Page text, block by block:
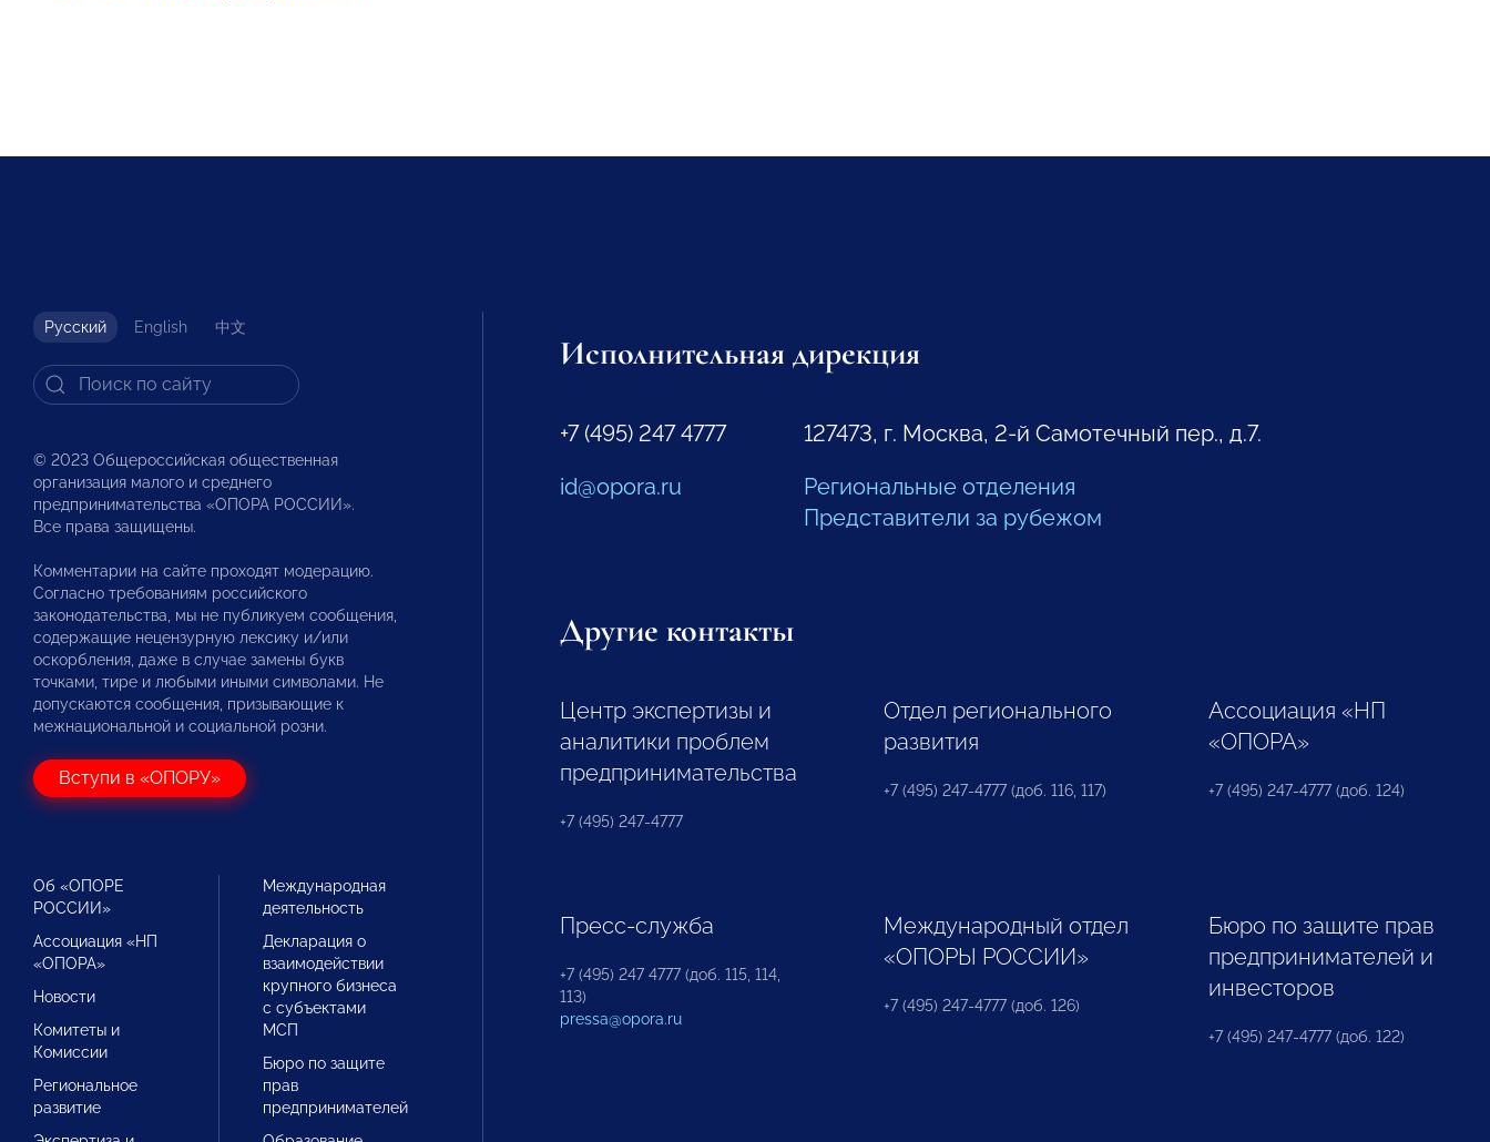
Русский English 中文
© 2023 Общероссийская общественная
организация малого и среднего
предпринимательства «ОПОРА РОССИИ».
Все права защищены.
Комментарии на сайте проходят модерацию.
Согласно требованиям российского
законодательства, мы не публикуем сообщения,
содержащие нецензурную лексику и/или
оскорбления, даже в случае замены букв
точками, тире и любыми иными символами. Не
допускаются сообщения, призывающие к
межнациональной и социальной розни.
Вступи в «ОПОРУ»
Об «ОПОРЕ
РОССИИ»
Ассоциация «НП
«ОПОРА»
Новости
Комитеты и
Комиссии
Региональное
развитие
Международная
деятельность
Декларация о
взаимодействии
крупного бизнеса
с субъектами
МСП
Бюро по защите
прав
предпринимателей
Исполнительная дирекция
+7 (495) 247 4777
id@opora.ru
127473, г. Москва, 2-й Самотечный пер., д.7.
Региональные отделения
Представители за рубежом
Другие контакты
Центр экспертизы и
аналитики проблем
предпринимательства
+7 (495) 247-4777
Отдел регионального
развития
+7 (495) 247-4777 (доб. 116, 117)
Ассоциация «НП
«ОПОРА»
+7 (495) 247-4777 (доб. 124)
Пресс-служба
+7 (495) 247 4777 (доб. 115, 114,
113)
pressa@opora.ru
Международный отдел
«ОПОРЫ РОССИИ»
+7 (495) 247-4777 (доб. 126)
Бюро по защите прав
предпринимателей и
инвесторов
+7 (495) 247-4777 (доб. 122)